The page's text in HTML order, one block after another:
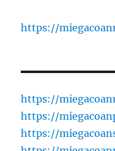
https://
https://
https://
https://